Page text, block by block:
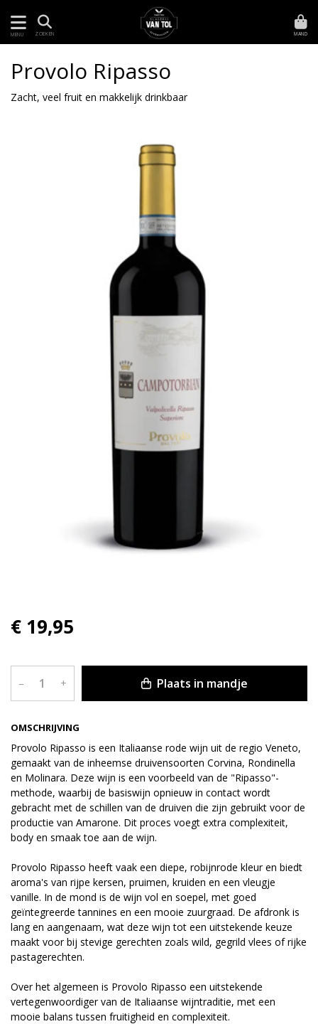
MENU ZOEKEN MAND
OMSCHRIJVING
Provolo Ripasso is een Italiaanse rode wijn uit de regio Veneto,
gemaakt van de inheemse druivensoorten Corvina, Rondinella
en Molinara. Deze wijn is een voorbeeld van de "Ripasso"-
methode, waarbij de basiswijn opnieuw in contact wordt
gebracht met de schillen van de druiven die zijn gebruikt voor de
productie van Amarone. Dit proces voegt extra complexiteit,
body en smaak toe aan de wijn.
Provolo Ripasso heeft vaak een diepe, robijnrode kleur en biedt
aroma's van rijpe kersen, pruimen, kruiden en een vleugje
vanille. In de mond is de wijn vol en soepel, met goed
geïntegreerde tannines en een mooie zuurgraad. De afdronk is
lang en aangenaam, wat deze wijn tot een uitstekende keuze
maakt voor bij stevige gerechten zoals wild, gegrild vlees of rijke
pastagerechten.
Over het algemeen is Provolo Ripasso een uitstekende
vertegenwoordiger van de Italiaanse wijntraditie, met een
mooie balans tussen fruitigheid en complexiteit.
Provolo Ripasso
Zacht, veel fruit en makkelijk drinkbaar
€ 19,95
– + Plaats in mandje